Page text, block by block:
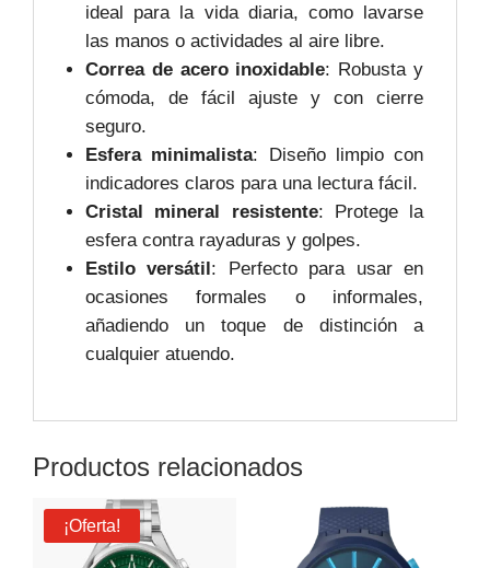
ideal para la vida diaria, como lavarse
las manos o actividades al aire libre.
Correa de acero inoxidable: Robusta y
cómoda, de fácil ajuste y con cierre
seguro.
Esfera minimalista: Diseño limpio con
indicadores claros para una lectura fácil.
Cristal mineral resistente: Protege la
esfera contra rayaduras y golpes.
Estilo versátil: Perfecto para usar en
ocasiones formales o informales,
añadiendo un toque de distinción a
cualquier atuendo.
Productos relacionados
¡Oferta!